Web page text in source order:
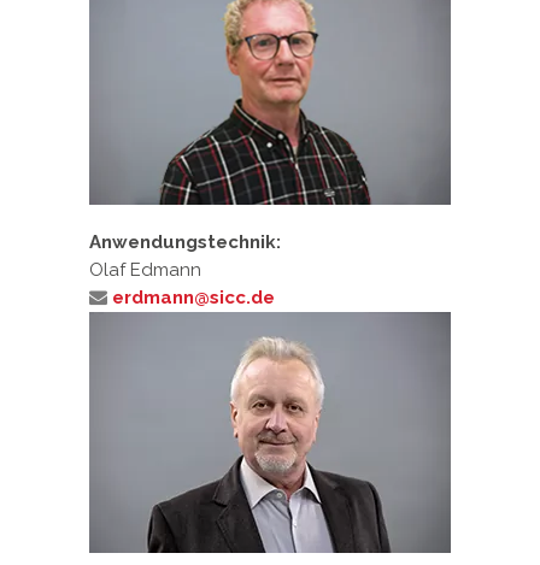
Anwendungstechnik:
Olaf Edmann
erdmann@sicc.de